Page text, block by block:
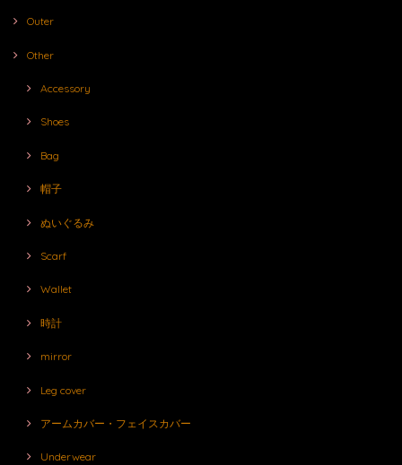
Outer
Other
Accessory
Shoes
Bag
帽子
ぬいぐるみ
Scarf
Wallet
時計
mirror
Leg cover
アームカバー・フェイスカバー
Underwear